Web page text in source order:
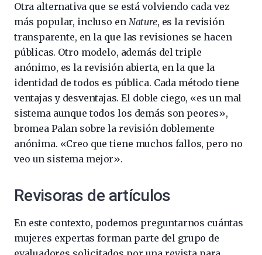
Otra alternativa que se está volviendo cada vez
más popular, incluso en Nature, es la revisión
transparente, en la que las revisiones se hacen
públicas. Otro modelo, además del triple
anónimo, es la revisión abierta, en la que la
identidad de todos es pública. Cada método tiene
ventajas y desventajas. El doble ciego, «es un mal
sistema aunque todos los demás son peores»,
bromea Palan sobre la revisión doblemente
anónima. «Creo que tiene muchos fallos, pero no
veo un sistema mejor».
Revisoras de artículos
En este contexto, podemos preguntarnos cuántas
mujeres expertas forman parte del grupo de